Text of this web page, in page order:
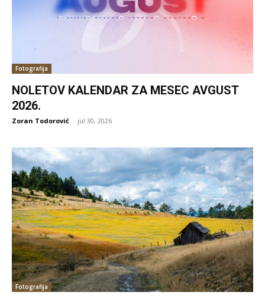
Fotografija
NOLETOV KALENDAR ZA MESEC AVGUST
2026.
Zoran Todorović - jul 30, 2026
Fotografija